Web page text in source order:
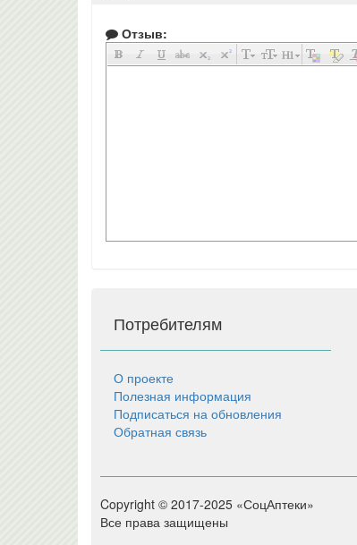
Отзыв:
Потребителям
О проекте
Полезная информация
Подписаться на обновления
Обратная связь
Copyright © 2017-2025 «СоцАптеки»
Все права защищены